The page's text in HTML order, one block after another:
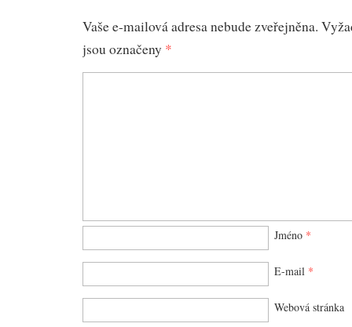
Vaše e-mailová adresa nebude zveřejněna.
jsou označeny *
Jméno *
E-mail *
Webová stránka